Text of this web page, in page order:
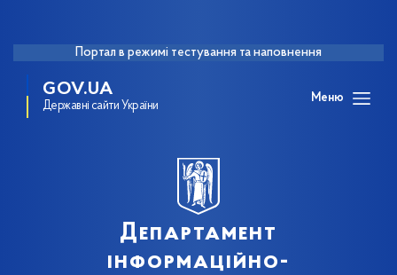
Портал в режимі тестування та наповнення
GOV.UA
Державні сайти України
Меню
Департамент
інформаційно-